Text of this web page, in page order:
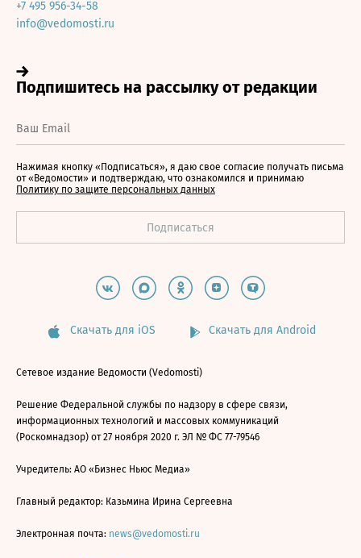
+7 495 956-34-58
info@vedomosti.ru
Нажимая кнопку «Подписаться», я даю свое согласие получать письма
от «Ведомости» и подтверждаю, что ознакомился и принимаю
Политику по защите персональных данных
Скачать для iOS Скачать для Android
Сетевое издание Ведомости (Vedomosti)
Решение Федеральной службы по надзору в сфере связи,
информационных технологий и массовых коммуникаций
(Роскомнадзор) от 27 ноября 2020 г. ЭЛ № ФС 77-79546
Учредитель: АО «Бизнес Ньюс Медиа»
Главный редактор: Казьмина Ирина Сергеевна
Электронная почта: news@vedomosti.ru